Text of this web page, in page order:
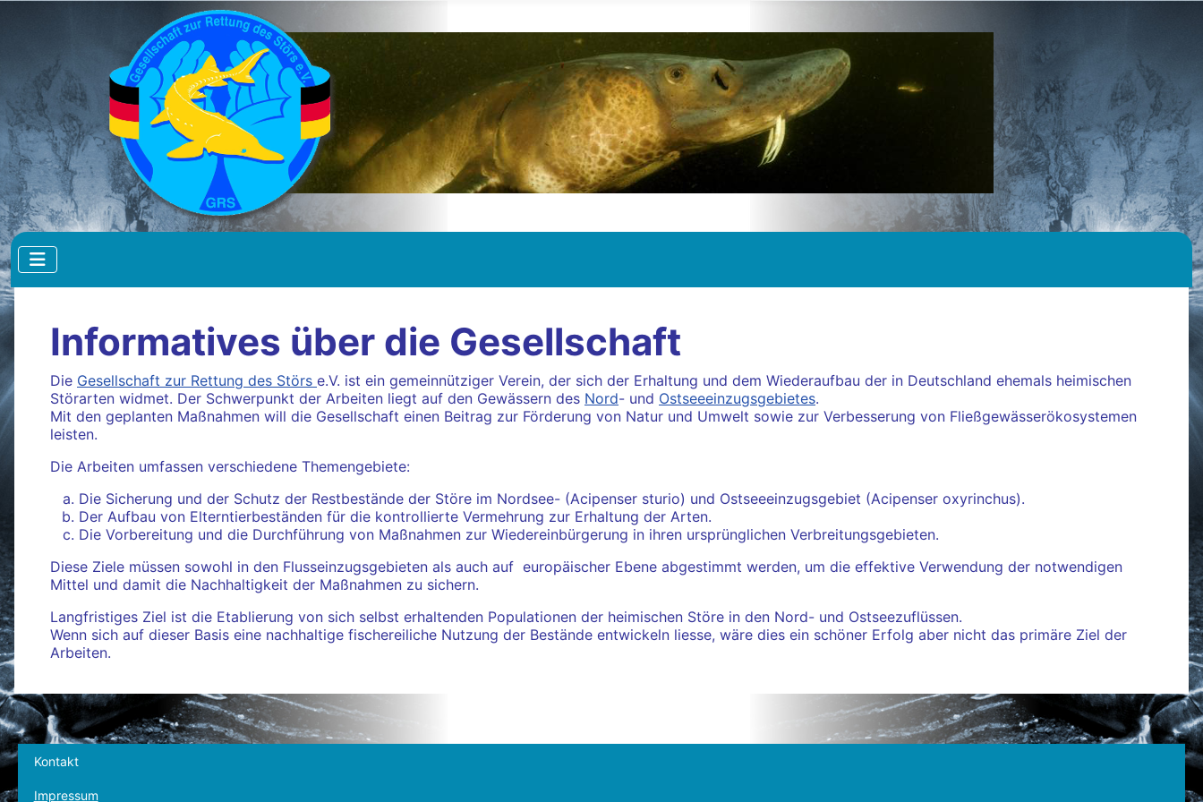
Informatives über die Gesellschaft
Die Gesellschaft zur Rettung des Störs e.V. ist ein gemeinnütziger Verein, der sich der Erhaltung und dem Wiederaufbau der in Deutschland ehemals heimischen
Störarten widmet. Der Schwerpunkt der Arbeiten liegt auf den Gewässern des Nord- und Ostseeeinzugsgebietes.
Mit den geplanten Maßnahmen will die Gesellschaft einen Beitrag zur Förderung von Natur und Umwelt sowie zur Verbesserung von Fließgewässerökosystemen
leisten.
Die Arbeiten umfassen verschiedene Themengebiete:
Die Sicherung und der Schutz der Restbestände der Störe im Nordsee- (Acipenser sturio) und Ostseeeinzugsgebiet (Acipenser oxyrinchus).
Der Aufbau von Elterntierbeständen für die kontrollierte Vermehrung zur Erhaltung der Arten.
Die Vorbereitung und die Durchführung von Maßnahmen zur Wiedereinbürgerung in ihren ursprünglichen Verbreitungsgebieten.
Diese Ziele müssen sowohl in den Flusseinzugsgebieten als auch auf europäischer Ebene abgestimmt werden, um die effektive Verwendung der notwendigen
Mittel und damit die Nachhaltigkeit der Maßnahmen zu sichern.
Langfristiges Ziel ist die Etablierung von sich selbst erhaltenden Populationen der heimischen Störe in den Nord- und Ostseezuflüssen.
Wenn sich auf dieser Basis eine nachhaltige fischereiliche Nutzung der Bestände entwickeln liesse, wäre dies ein schöner Erfolg aber nicht das primäre Ziel der
Arbeiten.
Kontakt
Impressum